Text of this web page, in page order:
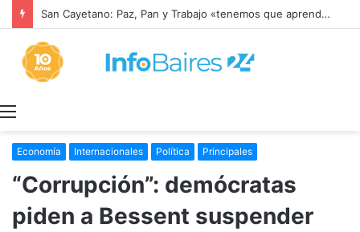
San Cayetano: Paz, Pan y Trabajo «tenemos que aprender a dialogar y a tratarnos bien» Mons. García Cuerva
Economía Internacionales Política Principales
“Corrupción”: demócratas
piden a Bessent suspender